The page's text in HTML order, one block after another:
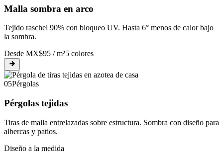
Malla sombra en arco
Tejido raschel 90% con bloqueo UV. Hasta 6° menos de calor bajo
la sombra.
Desde MX$95 / m²5 colores
05Pérgolas
Pérgolas tejidas
Tiras de malla entrelazadas sobre estructura. Sombra con diseño para
albercas y patios.
Diseño a la medida